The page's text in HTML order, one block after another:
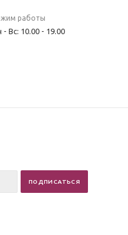
работы
- Вс: 10.00 - 19.00